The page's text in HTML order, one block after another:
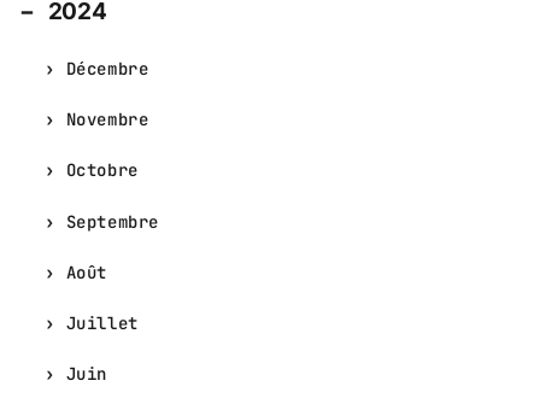
2024
Décembre
Novembre
Octobre
Septembre
Août
Juillet
Juin